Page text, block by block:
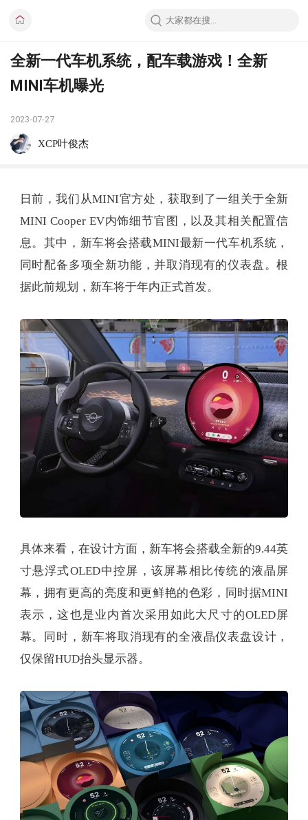
全新一代车机系统，配车载游戏！全新
MINI车机曝光
2023-07-27
XCP叶俊杰
日前，我们从MINI官方处，获取到了一组关于全新
MINI Cooper EV内饰细节官图，以及其相关配置信
息。其中，新车将会搭载MINI最新一代车机系统，
同时配备多项全新功能，并取消现有的仪表盘。根
据此前规划，新车将于年内正式首发。
具体来看，在设计方面，新车将会搭载全新的9.44英
寸悬浮式OLED中控屏，该屏幕相比传统的液晶屏
幕，拥有更高的亮度和更鲜艳的色彩，同时据MINI
表示，这也是业内首次采用如此大尺寸的OLED屏
幕。同时，新车将取消现有的全液晶仪表盘设计，
仅保留HUD抬头显示器。